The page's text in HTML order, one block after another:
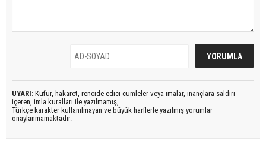
UYARI: Küfür, hakaret, rencide edici cümleler veya imalar, inançlara saldırı
içeren, imla kuralları ile yazılmamış,
Türkçe karakter kullanılmayan ve büyük harflerle yazılmış yorumlar
onaylanmamaktadır.